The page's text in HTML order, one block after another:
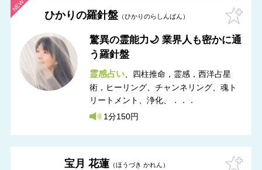
ひかりの羅針盤 ひかりのらしんばん
驚異の霊能力🌙 業界人も密かに通
う羅針盤
霊感占い
四柱推命，霊感，西洋占星
術，ヒーリング
チャンネリング、魂ト
リートメント、浄化、．．．
1分150円
宝月 花蓮 ほうづき かれん